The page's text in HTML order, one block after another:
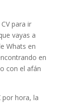
para ir
vayas a
Whats en
en
con el afán
por hora, la